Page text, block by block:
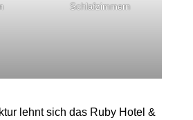
Schlafzimmern
lehnt sich das Ruby Hotel &